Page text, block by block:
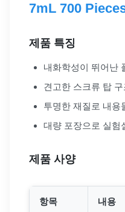
7mL 700
제품 특징
내화학성이 뛰어난
견고한 스크류 탑
투명한 재질로 내용
대량 포장으로 실험
제품 사양
항목 내용